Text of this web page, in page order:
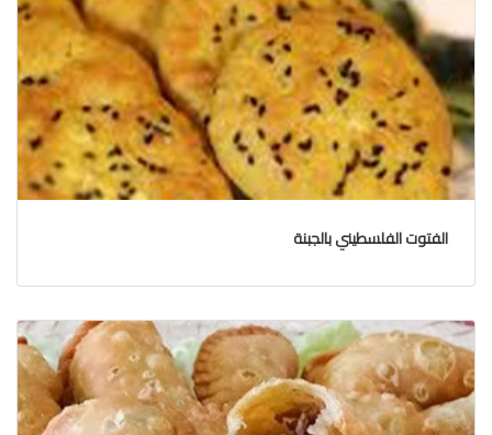
الفتوت الفلسطيني بالجبنة